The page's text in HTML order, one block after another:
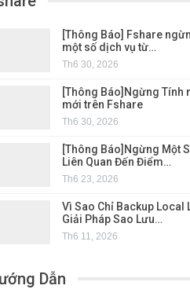
[Thông Báo] Fshare
một số dịch vụ từ…
Th6 30, 2026
[Thông Báo]Ngừng Tính
mới trên Fshare
Th6 30, 2026
[Thông Báo]Ngừng Một
Liên Quan Đến Điểm…
Th6 23, 2026
Vì Sao Chỉ Backup Local
Giải Pháp Sao Lưu…
Th6 11, 2026
Dẫn